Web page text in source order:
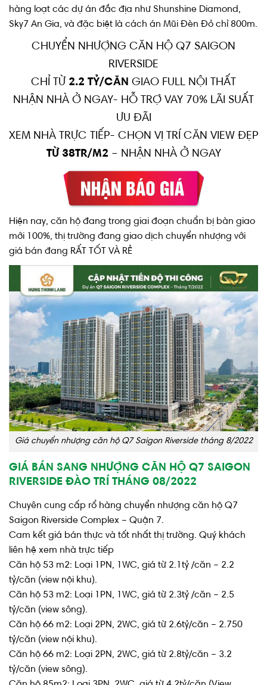
hàng loạt các dự án đắc địa như Shunshine Diamond,
Sky7 An Gia, và đặc biệt là cách án Mũi Đèn Đỏ chỉ 800m.
CHUYỂN NHƯỢNG CĂN HỘ Q7 SAIGON
RIVERSIDE
CHỈ TỪ 2.2 TỶ/CĂN GIAO FULL NỘI THẤT
NHẬN NHÀ Ở NGAY- HỖ TRỢ VAY 70% LÃI SUẤT
ƯU ĐÃI
XEM NHÀ TRỰC TIẾP- CHỌN VỊ TRÍ CĂN VIEW ĐẸP
TỪ 38TR/M2 – NHẬN NHÀ Ở NGAY
Hiện nay, căn hộ đang trong giai đoạn chuẩn bị bàn giao
mới 100%, thị trường đang giao dịch chuyển nhượng với
giá bán đang RẤT TỐT VÀ RẺ
Giá chuyển nhượng căn hộ Q7 Saigon Riverside tháng 8/2022
GIÁ BÁN SANG NHƯỢNG CĂN HỘ Q7 SAIGON
RIVERSIDE ĐÀO TRÍ THÁNG 08/2022
Chuyên cung cấp rổ hàng chuyển nhượng căn hộ Q7
Saigon Riverside Complex – Quận 7.
Cam kết giá bán thực và tốt nhất thị trường. Quý khách
liên hệ xem nhà trực tiếp
Căn hộ 53 m2: Loại 1PN, 1WC, giá từ 2.1tỷ /căn – 2.2
tỷ/căn (view nội khu).
Căn hộ 53 m2: Loại 1PN, 1WC, giá từ 2.3tỷ /căn – 2.5
tỷ/căn (view sông).
Căn hộ 66 m2: Loại 2PN, 2WC, giá từ 2.6tỷ/căn – 2.750
tỷ/căn (view nội khu).
Căn hộ 66 m2: Loại 2PN, 2WC, giá từ 2.8tỷ/căn – 3.2
tỷ/căn (view sông).